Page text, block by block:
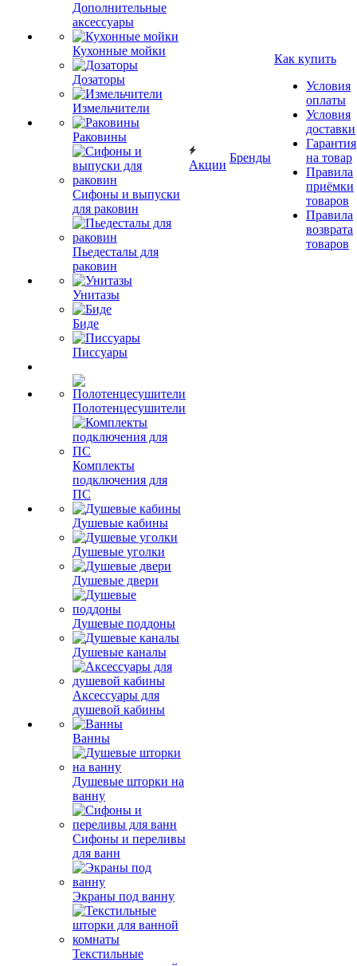
Дополнительные
аксессуары
Кухонные мойки
Дозаторы
Измельчители
Раковины
Сифоны и выпуски
для раковин
Пьедесталы для
раковин
Унитазы
Биде
Писсуары
Полотенцесушители
Комплекты
подключения для
ПС
Душевые кабины
Душевые уголки
Душевые двери
Душевые поддоны
Душевые каналы
Аксессуары для
душевой кабины
Ванны
Душевые шторки на
ванну
Сифоны и переливы
для ванн
Экраны под ванну
Текстильные
Акции
Бренды
Как купить
Условия
оплаты
Условия
доставки
Гарантия
на товар
Правила
приёмки
товаров
Правила
возврата
товаров